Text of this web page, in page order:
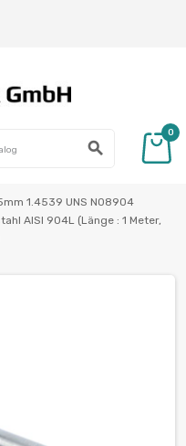
search
0
1.4539 UNS N08904
AISI 904L (Länge : 1 Meter,